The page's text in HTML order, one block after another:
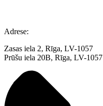
Adrese:
Zasas iela 2, Rīga, LV-1057
Prūšu iela 20B, Rīga, LV-1057